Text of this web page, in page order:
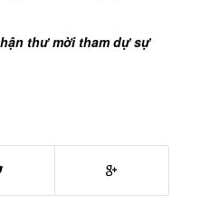
thư mời tham dự sự